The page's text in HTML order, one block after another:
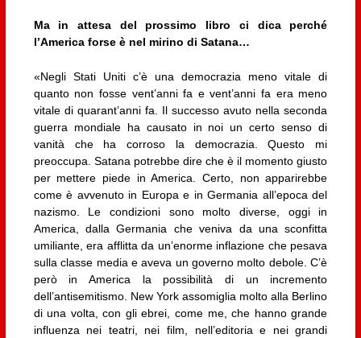
Ma in attesa del prossimo libro ci dica perché
l’America forse è nel mirino di Satana…
«Negli Stati Uniti c’è una democrazia meno vitale di
quanto non fosse vent’anni fa e vent’anni fa era meno
vitale di quarant’anni fa. Il successo avuto nella seconda
guerra mondiale ha causato in noi un certo senso di
vanità che ha corroso la democrazia. Questo mi
preoccupa. Satana potrebbe dire che è il momento giusto
per mettere piede in America. Certo, non apparirebbe
come è avvenuto in Europa e in Germania all’epoca del
nazismo. Le condizioni sono molto diverse, oggi in
America, dalla Germania che veniva da una sconfitta
umiliante, era afflitta da un’enorme inflazione che pesava
sulla classe media e aveva un governo molto debole. C’è
però in America la possibilità di un incremento
dell’antisemitismo. New York assomiglia molto alla Berlino
di una volta, con gli ebrei, come me, che hanno grande
influenza nei teatri, nei film, nell’editoria e nei grandi